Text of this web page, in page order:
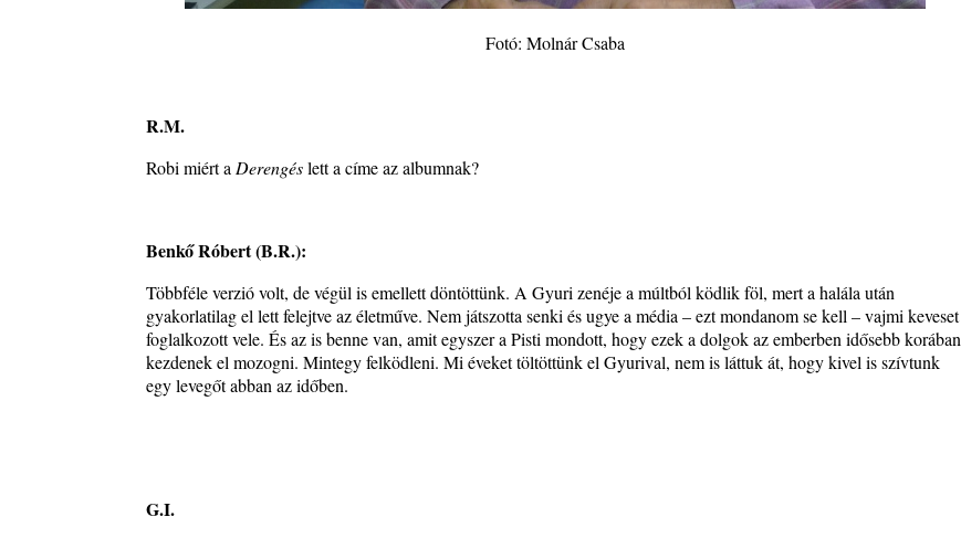
Fotó: Molnár Csaba
R.M.
Robi miért a Derengéslett a címe az albumnak?
Benkő Róbert (B.R.):
Többféle verzió volt, de végül is emellett döntöttünk. A Gyuri zenéje a múltból ködlik föl, mert a halála után
gyakorlatilag el lett felejtve az életműve. Nem játszotta senki és ugye a média – ezt mondanom se kell – vajmi keveset
foglalkozott vele. És az is benne van, amit egyszer a Pisti mondott, hogy ezek a dolgok az emberben idősebb korában
kezdenek el mozogni. Mintegy felködleni. Mi éveket töltöttünk el Gyurival, nem is láttuk át, hogy kivel is szívtunk
egy levegőt abban az időben.
G.I.